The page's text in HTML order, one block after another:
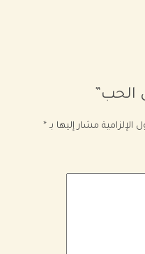
الحب”
الإلزامية مشار إليها بـ *